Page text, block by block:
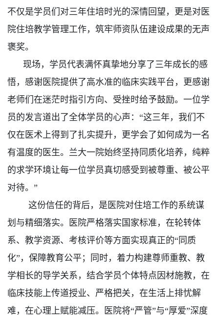
不仅是学员们对三年住培时光的深情回望，更是对医
院住培教学管理工作，筑牢师资队伍建设成果的无声
褒奖。
现场，学员代表满怀真挚地分享了三年成长的感
悟，感谢医院提供了高水准的临床实践平台，更感谢
老师们在迷茫时指引方向、受挫时给予鼓励。 一位学
员的发言道出了全体学员 的心声： “这三年，我们不
仅在医术上得到了扎实提升，更学会了如何成为一名
有温度的医生。兰大一院始终坚持同质化培养，纯粹
的求学环境让每一位学员真切感受到 被尊重、被公平
对待。”
这份信任的背后，是医院对住培工作的系统谋
划与精细落实。医院严格落实国家标准，在轮转体
系、教学资源、考核评价等方面实现真正的“同质
化”，保障教育公平；同时，着力构建尊师重教、教
学相长的导学关系，结合学员个体特点因材施教，在
临床技能上传道授业、严格把关，在生活上排忧解
难，在心理上赋能减压。医院将“严管”与“厚爱”深度